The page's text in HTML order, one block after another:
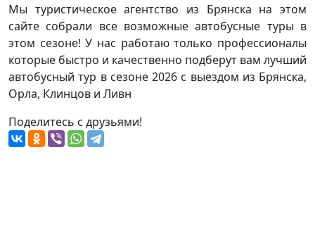
Мы туристическое агентство из Брянска на этом
сайте собрали все возможные автобусные туры в
этом сезоне! У нас работаю только профессионалы
которые быстро и качественно подберут вам лучший
автобусный тур в сезоне 2026 с выездом из Брянска,
Орла, Клинцов и Ливн
Поделитесь с друзьями!